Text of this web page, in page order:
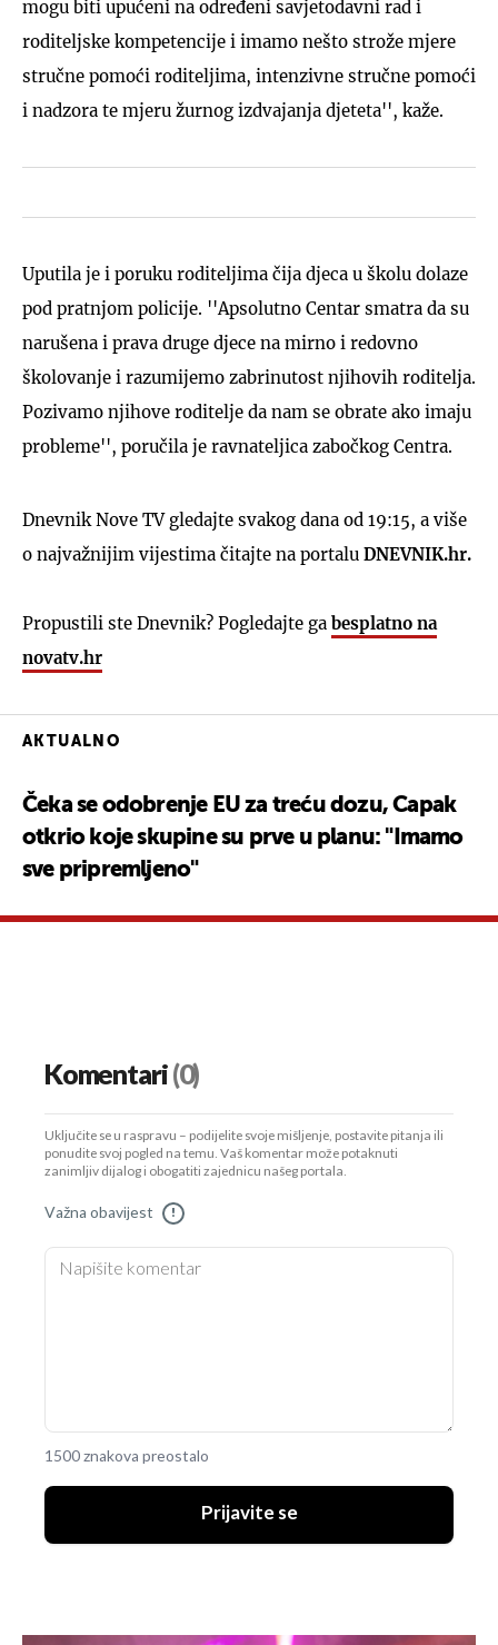
mogu biti upućeni na određeni savjetodavni rad i
roditeljske kompetencije i imamo nešto strože mjere
stručne pomoći roditeljima, intenzivne stručne pomoći
i nadzora te mjeru žurnog izdvajanja djeteta'', kaže.
Uputila je i poruku roditeljima čija djeca u školu dolaze
pod pratnjom policije. ''Apsolutno Centar smatra da su
narušena i prava druge djece na mirno i redovno
školovanje i razumijemo zabrinutost njihovih roditelja.
Pozivamo njihove roditelje da nam se obrate ako imaju
probleme'', poručila je ravnateljica zabočkog Centra.
Dnevnik Nove TV gledajte svakog dana od 19:15, a više
o najvažnijim vijestima čitajte na portalu DNEVNIK.hr.
Propustili ste Dnevnik? Pogledajte ga besplatno na
novatv.hr
AKTUALNO
Čeka se odobrenje EU za treću dozu, Capak
otkrio koje skupine su prve u planu: "Imamo
sve pripremljeno"
Komentari(0)
Uključite se u raspravu – podijelite svoje mišljenje, postavite pitanja ili
ponudite svoj pogled na temu. Vaš komentar može potaknuti
zanimljiv dijalog i obogatiti zajednicu našeg portala.
Važna obavijest !
1500 znakova preostalo
Prijavite se